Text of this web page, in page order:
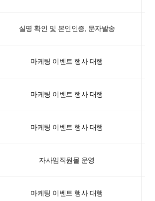
실명 확인 및 본인인증, 문자발송
마케팅 이벤트 행사 대행
마케팅 이벤트 행사 대행
마케팅 이벤트 행사 대행
자사임직원몰 운영
마케팅 이벤트 행사 대행